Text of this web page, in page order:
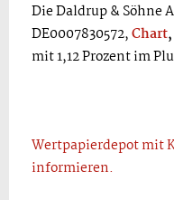
Die Daldrup & Söhne
DE0007830572,Chart,
mit 1,12 Prozent im
Wertpapierdepot mit
informieren.